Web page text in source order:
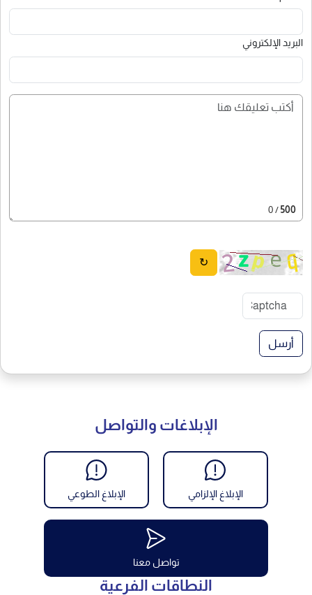
البريد الإلكتروني
500
/ 0
↻
أرسل
الإبلاغات والتواصل
الإبلاغ الإلزامي الإبلاغ الطوعي
تواصل معنا
النطاقات الفرعية